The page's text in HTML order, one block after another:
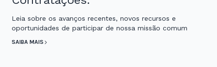
Leia sobre os avanços recentes, novos recursos e
oportunidades de participar de nossa missão comum
SAIBA MAIS